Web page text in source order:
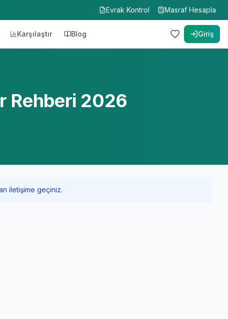
Evrak Kontrol Masraf Hesapla
Karşılaştır Blog Giriş
Rehberi 2026
iletişime geçiniz.